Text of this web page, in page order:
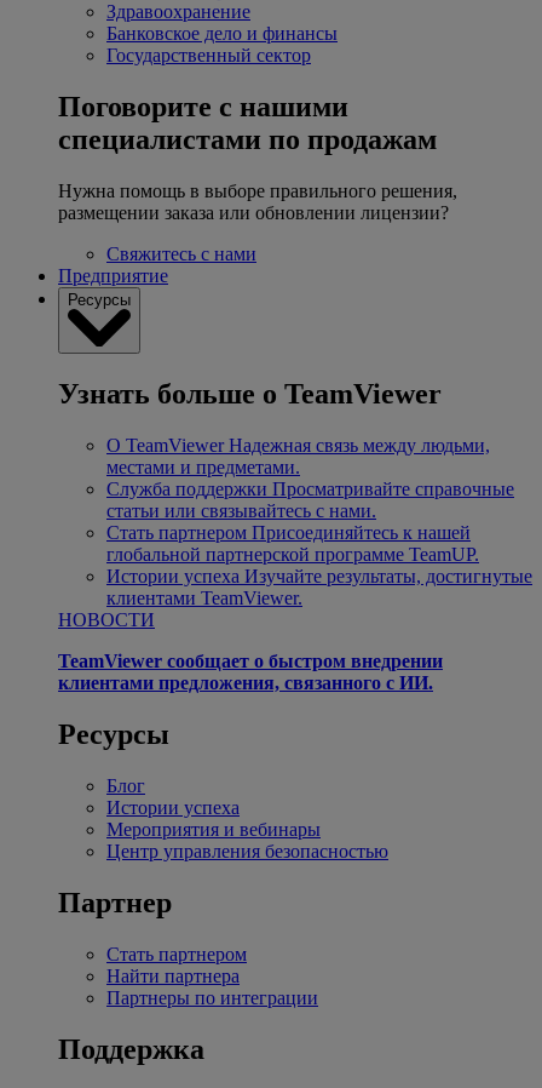
Здравоохранение
Банковское дело и финансы
Государственный сектор
Поговорите с нашими
специалистами по продажам
Нужна помощь в выборе правильного решения,
размещении заказа или обновлении лицензии?
Свяжитесь с нами
Предприятие
Ресурсы
Узнать больше о TeamViewer
О TeamViewer Надежная связь между людьми,
местами и предметами.
Служба поддержки Просматривайте справочные
статьи или связывайтесь с нами.
Стать партнером Присоединяйтесь к нашей
глобальной партнерской программе TeamUP.
Истории успеха Изучайте результаты, достигнутые
клиентами TeamViewer.
НОВОСТИ
TeamViewer сообщает о быстром внедрении
клиентами предложения, связанного с ИИ.
Ресурсы
Блог
Истории успеха
Мероприятия и вебинары
Центр управления безопасностью
Партнер
Стать партнером
Найти партнера
Партнеры по интеграции
Поддержка